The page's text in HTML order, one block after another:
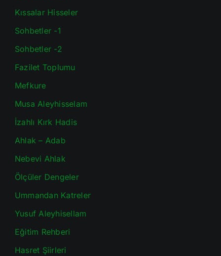
Kıssalar Hisseler
Sohbetler -1
Sohbetler -2
Fazilet Toplumu
Mefkure
Musa Aleyhisselam
İzahlı Kırk Hadis
Ahlak – Adab
Nebevi Ahlak
Ölçüler Dengeler
Ummandan Katreler
Yusuf Aleyhisellam
Eğitim Rehberi
Hasret Şiirleri